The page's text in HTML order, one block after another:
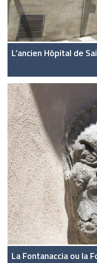
L’ancien Hôpital de
La Fontanaccia ou la